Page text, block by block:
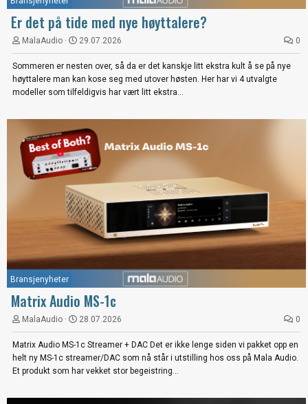
Er det på tide med nye høyttalere?
MalaAudio 29.07.2026 0
Sommeren er nesten over, så da er det kanskje litt ekstra kult å se på nye
høyttalere man kan kose seg med utover høsten. Her har vi 4 utvalgte
modeller som tilfeldigvis har vært litt ekstra...
Bransjenyheter
Matrix Audio MS-1c
MalaAudio 28.07.2026 0
Matrix Audio MS-1c Streamer + DAC Det er ikke lenge siden vi pakket opp en
helt ny MS-1c streamer/DAC som nå står i utstilling hos oss på Mala Audio.
Et produkt som har vekket stor begeistring...